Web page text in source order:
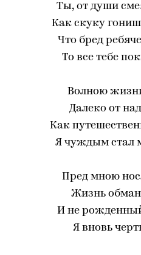
Ты, от души
Как скуку
Что бред
То все тебе
Волною
Далеко от
Как
Я чуждым стал
Пред мною
Жизнь
И не
Я вновь